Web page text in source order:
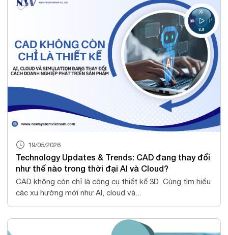
19/05/2026
Technology Updates & Trends: CAD đang thay đổi
như thế nào trong thời đại AI và Cloud?
CAD không còn chỉ là công cụ thiết kế 3D. Cùng tìm hiểu
các xu hướng mới như AI, cloud và...